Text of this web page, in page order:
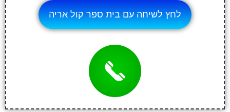
לחץ לשיחה עם בית ספר קול אריה